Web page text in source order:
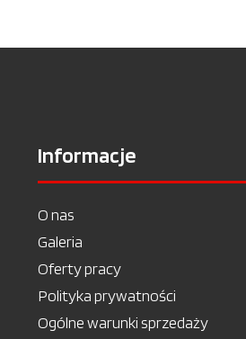
Informacje
O nas
Galeria
Oferty pracy
Polityka prywatności
Ogólne warunki sprzedaży